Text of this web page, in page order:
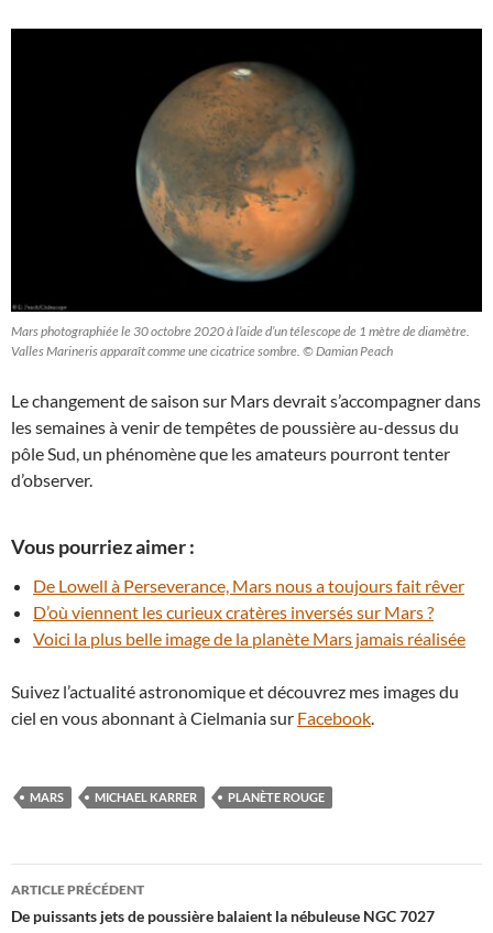
Mars photographiée le 30 octobre 2020 à l’aide d’un télescope de 1 mètre de diamètre.
Valles Marineris apparaît comme une cicatrice sombre. © Damian Peach
Le changement de saison sur Mars devrait s’accompagner dans
les semaines à venir de tempêtes de poussière au-dessus du
pôle Sud, un phénomène que les amateurs pourront tenter
d’observer.
Vous pourriez aimer :
De Lowell à Perseverance, Mars nous a toujours fait rêver
D’où viennent les curieux cratères inversés sur Mars ?
Voici la plus belle image de la planète Mars jamais réalisée
Suivez l’actualité astronomique et découvrez mes images du
ciel en vous abonnant à Cielmania sur Facebook
MARS MICHAEL KARRER PLANÈTE ROUGE
Navigation
des
ARTICLE PRÉCÉDENT
De puissants jets de poussière balaient la nébuleuse NGC 7027